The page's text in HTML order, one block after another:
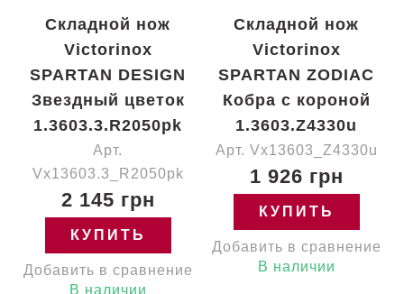
Складной нож
Victorinox
SPARTAN DESIGN
Звездный цветок
1.3603.3.R2050pk
Арт.
Vx13603.3_R2050pk
2 145 грн
КУПИТЬ
Добавить в сравнение
В наличии
Складной нож
Victorinox
SPARTAN ZODIAC
Кобра с короной
1.3603.Z4330u
Арт. Vx13603_Z4330u
1 926 грн
КУПИТЬ
Добавить в сравнение
В наличии